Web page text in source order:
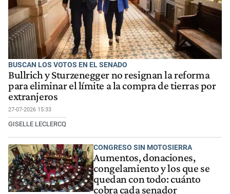
BUSCAN LOS VOTOS EN EL SENADO
Bullrich y Sturzenegger no resignan la reforma
para eliminar el límite a la compra de tierras por
extranjeros
27-07-2026 15:33
GISELLE LECLERCQ
CONGRESO SIN MOTOSIERRA
Aumentos, donaciones,
congelamiento y los que se
quedan con todo: cuánto
cobra cada senador